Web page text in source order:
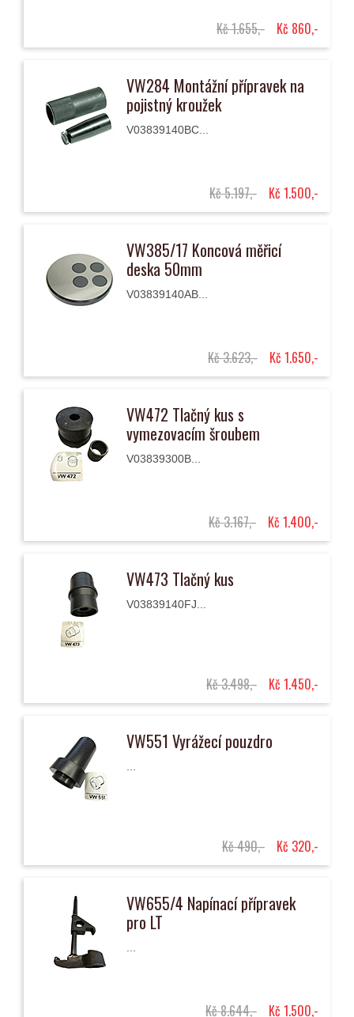
Kč 1.655,- Kč 860,-
VW284 Montážní přípravek na
pojistný kroužek
V03839140BC...
Kč 5.197,- Kč 1.500,-
VW385/17 Koncová měřicí
deska 50mm
V03839140AB...
Kč 3.623,- Kč 1.650,-
VW472 Tlačný kus s
vymezovacím šroubem
V03839300B...
Kč 3.167,- Kč 1.400,-
VW473 Tlačný kus
V03839140FJ...
Kč 3.498,- Kč 1.450,-
VW551 Vyrážecí pouzdro
Kč 490,- Kč 320,-
VW655/4 Napínací přípravek
pro LT
Kč 8.644,- Kč 1.500,-